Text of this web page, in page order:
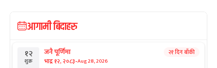
आगामी बिदाहरु
१२
शुक्र
जनै पूर्णिमा
भाद्र १२, २०८३-Aug 28, 2026
२१ दिन बाँकी